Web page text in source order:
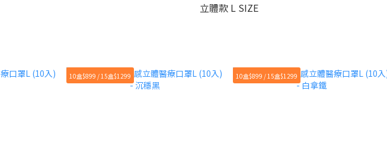
立體款 L SIZE
10盒$899 / 15盒$1299 10盒$899 / 15盒$1299